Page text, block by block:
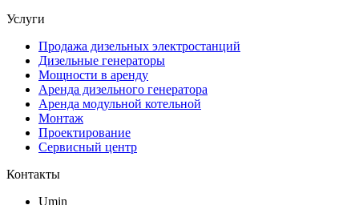
Услуги
Продажа дизельных электростанций
Дизельные генераторы
Мощности в аренду
Аренда дизельного генератора
Аренда модульной котельной
Монтаж
Проектирование
Сервисный центр
Контакты
Umin